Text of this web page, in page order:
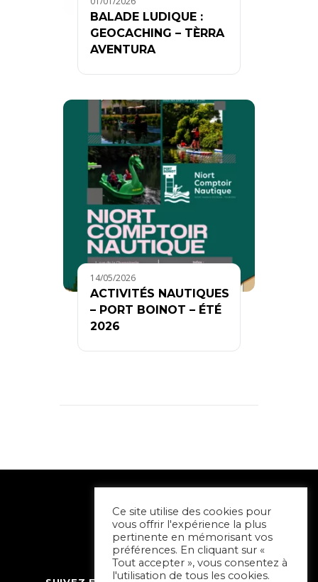
BALADE LUDIQUE :
GEOCACHING – TÈRRA
AVENTURA
14/05/2026
ACTIVITÉS NAUTIQUES
– PORT BOINOT – ÉTÉ
2026
Ce site utilise des cookies pour
vous offrir l'expérience la plus
pertinente en mémorisant vos
préférences. En cliquant sur «
Tout accepter », vous consentez à
l'utilisation de tous les cookies.